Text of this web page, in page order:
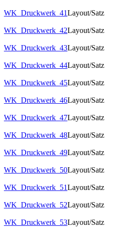
WK_Druckwerk_41Layout/Satz
WK_Druckwerk_42Layout/Satz
WK_Druckwerk_43Layout/Satz
WK_Druckwerk_44Layout/Satz
WK_Druckwerk_45Layout/Satz
WK_Druckwerk_46Layout/Satz
WK_Druckwerk_47Layout/Satz
WK_Druckwerk_48Layout/Satz
WK_Druckwerk_49Layout/Satz
WK_Druckwerk_50Layout/Satz
WK_Druckwerk_51Layout/Satz
WK_Druckwerk_52Layout/Satz
WK_Druckwerk_53Layout/Satz